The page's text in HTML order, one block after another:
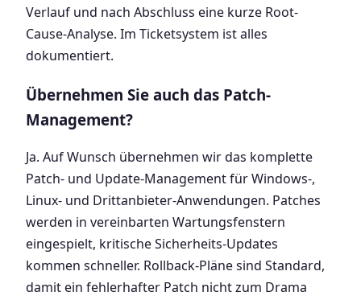
Verlauf und nach Abschluss eine kurze Root-
Cause-Analyse. Im Ticketsystem ist alles
dokumentiert.
Übernehmen Sie auch das Patch-
Management?
Ja. Auf Wunsch übernehmen wir das komplette
Patch- und Update-Management für Windows-,
Linux- und Drittanbieter-Anwendungen. Patches
werden in vereinbarten Wartungsfenstern
eingespielt, kritische Sicherheits-Updates
kommen schneller. Rollback-Pläne sind Standard,
damit ein fehlerhafter Patch nicht zum Drama